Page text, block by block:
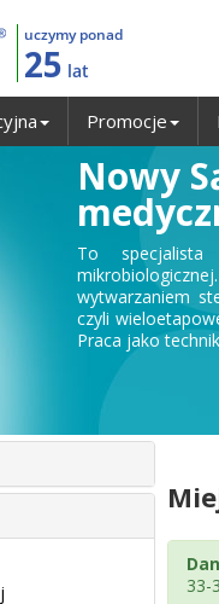
uczymy ponad
25 lat
Promocje
Nowy
To
wytwarzaniem
czyli
Praca jako
33-